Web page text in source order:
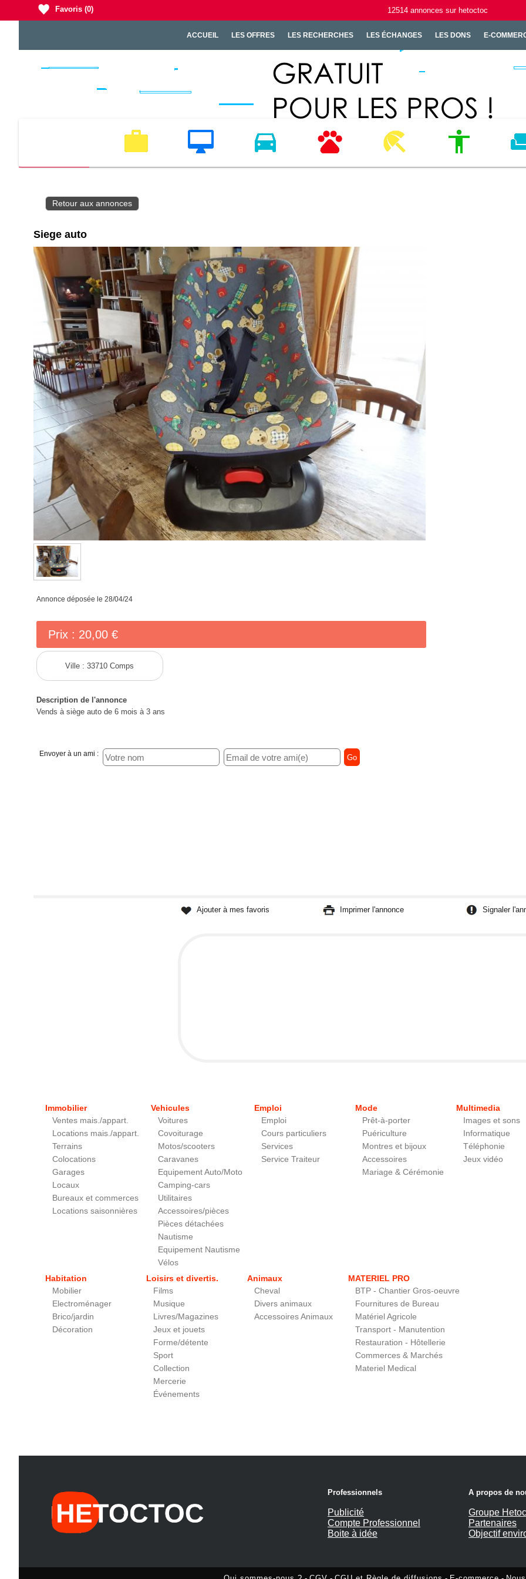
12514 annonces sur hetoctoc
Favoris (0)
ACCUEIL LES OFFRES LES RECHERCHES LES ÉCHANGES LES DONS E-
EMPLOI MULTIMEDIA VEHICULES ANIMAUX LOISIRS MODE
Retour aux annonces
Siege auto
Annonce déposée le 28/04/24
Prix : 20,00 €
Ville :33710 Comps
Description de l'annonce
Vends à siège auto de 6 mois à 3 ans
Envoyer à un ami :
Ajouter à mes favoris Imprimer l'annonce Signaler
Immobilier
Ventes mais./appart.
Locations mais./appart.
Terrains
Colocations
Garages
Locaux
Bureaux et commerces
Locations saisonnières
Vehicules
Voitures
Covoiturage
Motos/scooters
Caravanes
Equipement Auto/Moto
Camping-cars
Utilitaires
Accessoires/pièces
Pièces détachées
Nautisme
Equipement Nautisme
Vélos
Emploi
Emploi
Cours particuliers
Services
Service Traiteur
Mode
Prêt-à-porter
Puériculture
Montres et bijoux
Accessoires
Mariage & Cérémonie
Multimedia
Images et sons
Informatique
Téléphonie
Jeux vidéo
Habitation
Mobilier
Electroménager
Brico/jardin
Décoration
Loisirs et divertis.
Films
Musique
Livres/Magazines
Jeux et jouets
Forme/détente
Sport
Collection
Mercerie
Événements
Animaux
Cheval
Divers animaux
Accessoires Animaux
MATERIEL PRO
BTP - Chantier Gros-oeuvre
Fournitures de Bureau
Matériel Agricole
Transport - Manutention
Restauration - Hôtellerie
Commerces & Marchés
Materiel Medical
Professionnels
Publicité
Compte Professionnel
Boite à idée
A propos de
Groupe
Partenaires
Objectif